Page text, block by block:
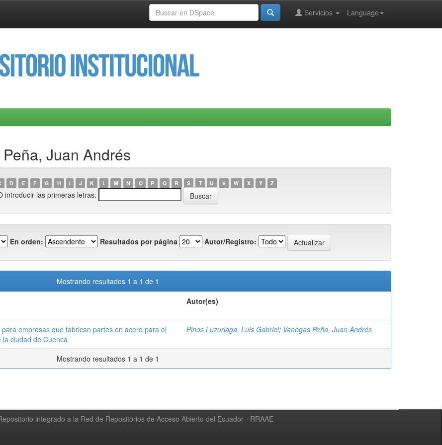
Language
Servicios
Juan Andrés
D E F G H I J K L M N O P Q R S T U V W X Y Z
introducir las primeras letras:
En orden: Resultados por página Autor/Registro:
Mostrando resultados 1 a 1 de 1
Autor(es)
empresas que fabrican partes en acero para el
ciudad de Cuenca
Pinos Luzuriaga, Luis Gabriel; Vanegas Peña, Juan Andrés
Mostrando resultados 1 a 1 de 1
integrado a la Red de Repositorios de Acceso Abierto del Ecuador - RRAAE